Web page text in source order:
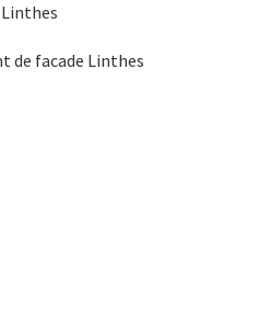
de facade Linthes